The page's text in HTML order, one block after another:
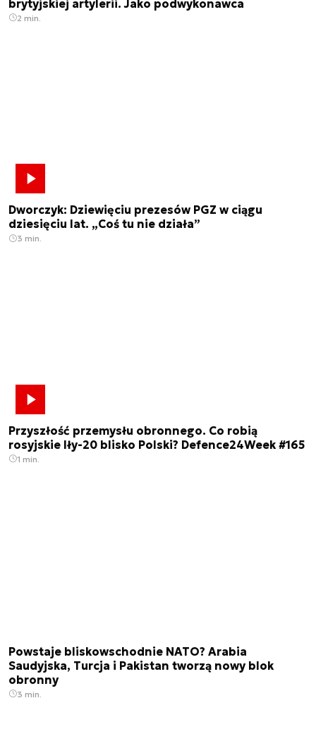
brytyjskiej artylerii. Jako podwykonawca
2 min.
Dworczyk: Dziewięciu prezesów PGZ w ciągu
dziesięciu lat. „Coś tu nie działa”
3 min.
Przyszłość przemysłu obronnego. Co robią
rosyjskie Iły-20 blisko Polski? Defence24Week #165
1 min.
Powstaje bliskowschodnie NATO? Arabia
Saudyjska, Turcja i Pakistan tworzą nowy blok
obronny
3 min.